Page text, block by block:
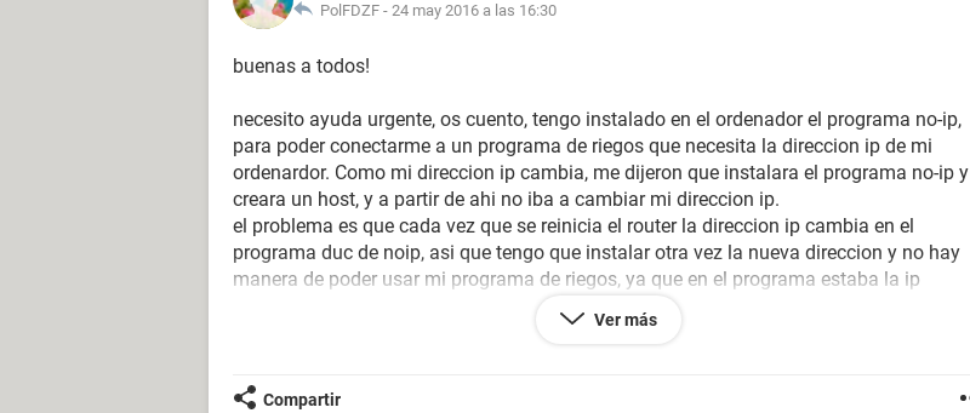
PolFDZF - 24 may 2016 a las 16:30
buenas a todos!
necesito ayuda urgente, os cuento, tengo instalado en el ordenador el programa no-ip,
para poder conectarme a un programa de riegos que necesita la direccion ip de mi
ordenardor. Como mi direccion ip cambia, me dijeron que instalara el programa no-ip y
creara un host, y a partir de ahi no iba a cambiar mi direccion ip.
el problema es que cada vez que se reinicia el router la direccion ip cambia en el
programa duc de noip, asi que tengo que instalar otra vez la nueva direccion y no hay
manera de poder usar mi programa de riegos, ya que en el programa estaba la ip
incorrecta o que me falta algun paso por hacer.
Ver más
Compartir